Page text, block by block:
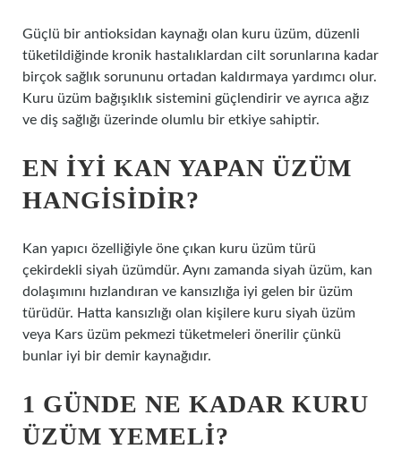
Güçlü bir antioksidan kaynağı olan kuru üzüm, düzenli
tüketildiğinde kronik hastalıklardan cilt sorunlarına kadar
birçok sağlık sorununu ortadan kaldırmaya yardımcı olur.
Kuru üzüm bağışıklık sistemini güçlendirir ve ayrıca ağız
ve diş sağlığı üzerinde olumlu bir etkiye sahiptir.
EN IYI KAN YAPAN ÜZÜM
HANGISIDIR?
Kan yapıcı özelliğiyle öne çıkan kuru üzüm türü
çekirdekli siyah üzümdür. Aynı zamanda siyah üzüm, kan
dolaşımını hızlandıran ve kansızlığa iyi gelen bir üzüm
türüdür. Hatta kansızlığı olan kişilere kuru siyah üzüm
veya Kars üzüm pekmezi tüketmeleri önerilir çünkü
bunlar iyi bir demir kaynağıdır.
1 GÜNDE NE KADAR KURU
ÜZÜM YEMELI?